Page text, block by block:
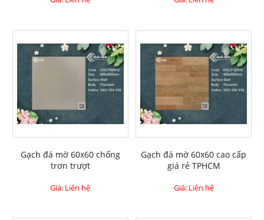
Gạch đá mờ 60x60 chống
trơn trượt
Giá: Liên hệ
Gạch đá mờ 60x60 cao cấp
giá rẻ TPHCM
Giá: Liên hệ